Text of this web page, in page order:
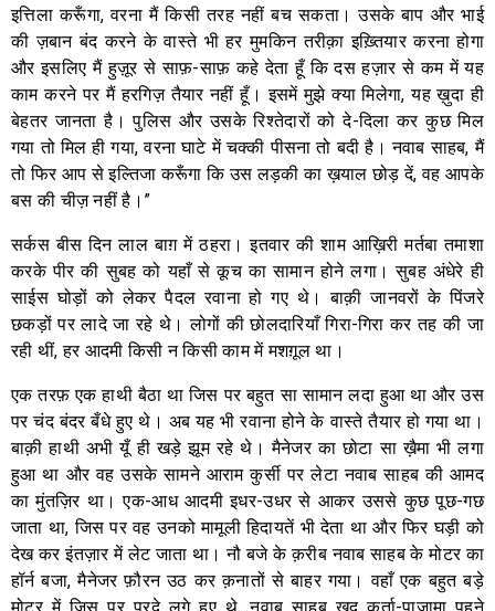
इत्तिला करूँगा, वरना मैं किसी तरह नहीं बच सकता। उसके बाप और भाई
की ज़बान बंद करने के वास्ते भी हर मुमकिन तरीक़ा इख़्तियार करना होगा
और इसलिए मैं हुज़ूर से साफ़-साफ़ कहे देता हूँ कि दस हज़ार से कम में यह
काम करने पर मैं हरगिज़ तैयार नहीं हूँ। इसमें मुझे क्या मिलेगा, यह ख़ुदा ही
बेहतर जानता है। पुलिस और उसके रिश्तेदारों को दे-दिला कर कुछ मिल
गया तो मिल ही गया, वरना घाटे में चक्की पीसना तो बदी है। नवाब साहब, मैं
तो फिर आप से इल्तिजा करूँगा कि उस लड़की का ख़याल छोड़ दें, वह आपके
बस की चीज़ नहीं है।”
सर्कस बीस दिन लाल बाग़ में ठहरा। इतवार की शाम आख़िरी मर्तबा तमाशा
करके पीर की सुबह को यहाँ से कूच का सामान होने लगा। सुबह अंधेरे ही
साईस घोड़ों को लेकर पैदल रवाना हो गए थे। बाक़ी जानवरों के पिंजरे
छकड़ों पर लादे जा रहे थे। लोगों की छोलदारियाँ गिरा-गिरा कर तह की जा
रही थीं, हर आदमी किसी न किसी काम में मशग़ूल था।
एक तरफ़ एक हाथी बैठा था जिस पर बहुत सा सामान लदा हुआ था और उस
पर चंद बंदर बँधे हुए थे। अब यह भी रवाना होने के वास्ते तैयार हो गया था।
बाक़ी हाथी अभी यूँ ही खड़े झूम रहे थे। मैनेजर का छोटा सा ख़ैमा भी लगा
हुआ था और वह उसके सामने आराम कुर्सी पर लेटा नवाब साहब की आमद
का मुंतज़िर था। एक-आध आदमी इधर-उधर से आकर उससे कुछ पूछ-गछ
जाता था, जिस पर वह उनको मामूली हिदायतें भी देता था और फिर घड़ी को
देख कर इंतज़ार में लेट जाता था। नौ बजे के क़रीब नवाब साहब के मोटर का
हॉर्न बजा, मैनेजर फ़ौरन उठ कर क़नातों से बाहर गया। वहाँ एक बहुत बड़े